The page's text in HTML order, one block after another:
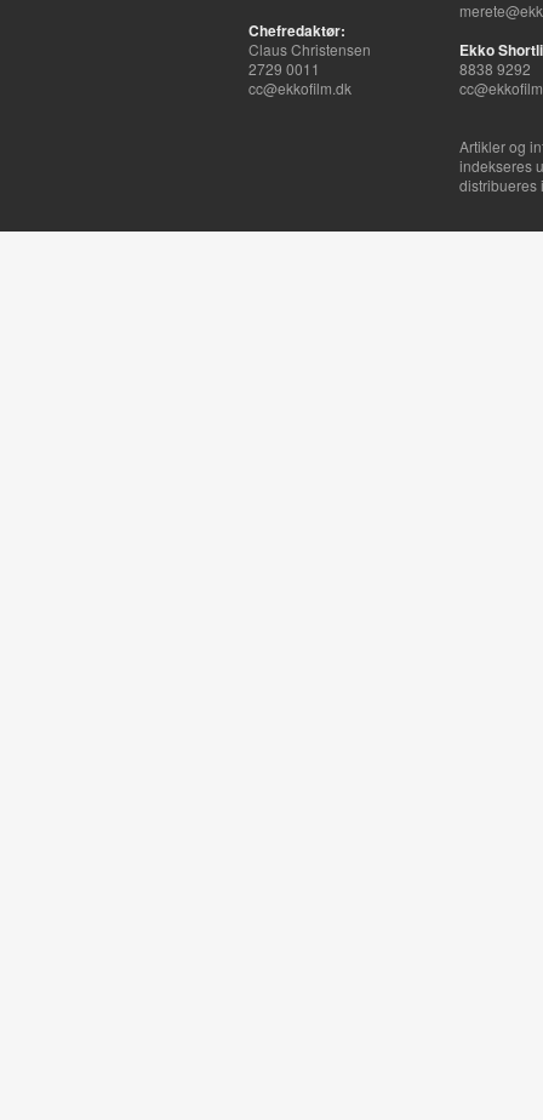
Chefredaktør:
Claus Christensen
2729 0011
cc@ekkofilm.dk
Ekko
8838 9292
Artikler og
indekseres
distribueres